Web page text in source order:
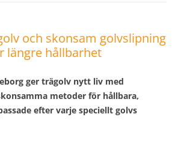
och skonsam golvslipning
längre hållbarhet
ger trägolv nytt liv med
metoder för hållbara,
efter varje speciellt golvs